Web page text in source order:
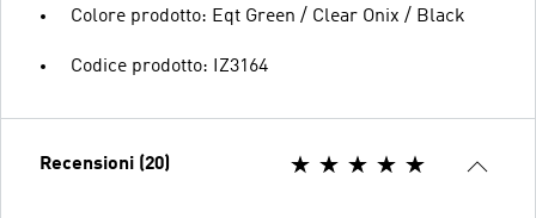
Colore prodotto: Eqt Green / Clear Onix / Black
Codice prodotto: IZ3164
Recensioni (20)